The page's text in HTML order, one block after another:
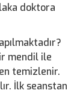
doktora
mendil ile
temizlenir.
İlk seanstan